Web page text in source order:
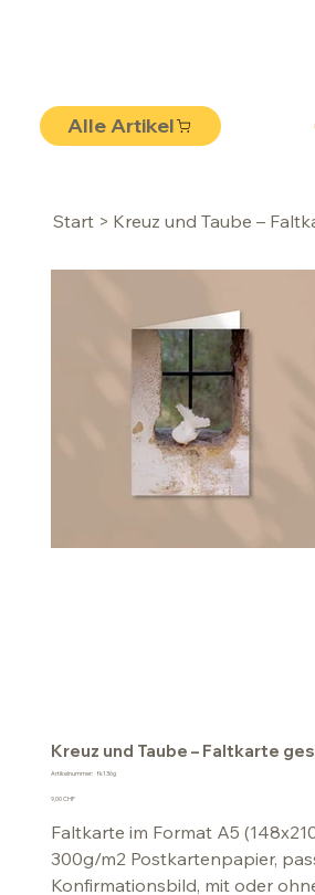
Alle Artikel
Start > Kreuz und Taube –
Kreuz und Taube – Faltkarte
Artikelnummer:
Artikelnummer:
fk136g
Preis
9,00 CHF
Faltkarte im Format A5
300g/m2 Postkartenpapier,
Konfirmationsbild, mit oder